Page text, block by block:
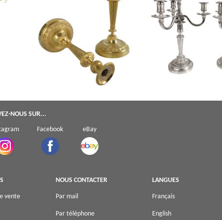
et
Paire de bougeoirs flambeaux Louis XVI,
bronze finement ciselé & doré au
mercure - Galle / Ravrio
Paire de grands
Louis XVI à 4 feux en
NOUS SUR...
Facebook eBay
vente
NOUS CONTACTER
Par mail
Par téléphone
LANGUES
Français
English